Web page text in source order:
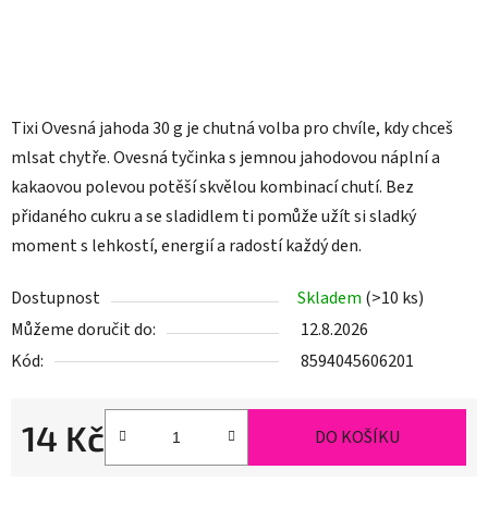
Tixi Ovesná jahoda 30 g je chutná volba pro chvíle, kdy chceš
mlsat chytře. Ovesná tyčinka s jemnou jahodovou náplní a
kakaovou polevou potěší skvělou kombinací chutí. Bez
přidaného cukru a se sladidlem ti pomůže užít si sladký
moment s lehkostí, energií a radostí každý den.
Dostupnost Skladem (>10 ks)
Můžeme doručit do:
12.8.2026
Kód:
8594045606201
14 Kč
Měrná cena:
DO KOŠÍKU